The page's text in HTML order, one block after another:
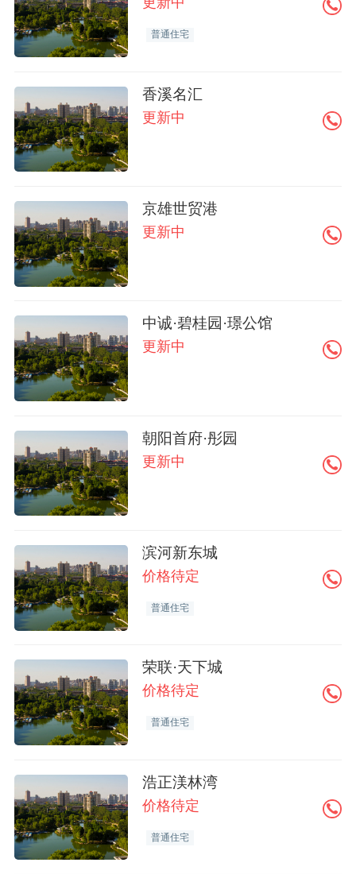
普通住宅
香溪名汇
更新中
京雄世贸港
更新中
中诚·碧桂园·璟公馆
更新中
朝阳首府·彤园
更新中
滨河新东城
价格待定
普通住宅
荣联·天下城
价格待定
普通住宅
浩正渼林湾
价格待定
普通住宅